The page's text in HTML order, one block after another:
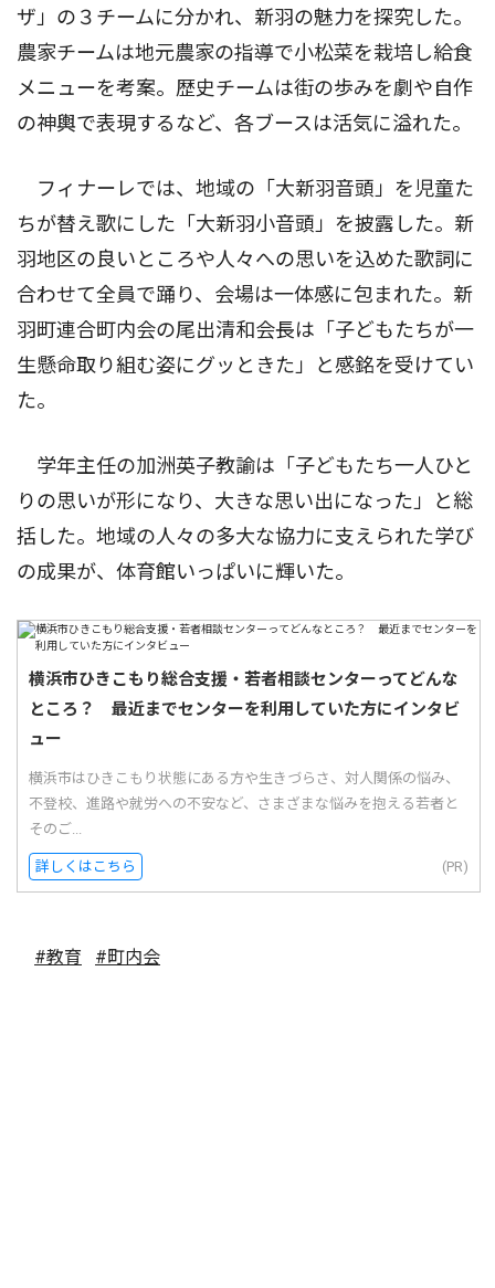
ザ」の３チームに分かれ、新羽の魅力を探究した。
農家チームは地元農家の指導で小松菜を栽培し給食
メニューを考案。歴史チームは街の歩みを劇や自作
の神輿で表現するなど、各ブースは活気に溢れた。
フィナーレでは、地域の「大新羽音頭」を児童た
ちが替え歌にした「大新羽小音頭」を披露した。新
羽地区の良いところや人々への思いを込めた歌詞に
合わせて全員で踊り、会場は一体感に包まれた。新
羽町連合町内会の尾出清和会長は「子どもたちが一
生懸命取り組む姿にグッときた」と感銘を受けてい
た。
学年主任の加洲英子教諭は「子どもたち一人ひと
りの思いが形になり、大きな思い出になった」と総
括した。地域の人々の多大な協力に支えられた学び
の成果が、体育館いっぱいに輝いた。
横浜市ひきこもり総合支援・若者相談センターってどんな
ところ？ 最近までセンターを利用していた方にインタビ
ュー
横浜市はひきこもり状態にある方や生きづらさ、対人関係の悩み、
不登校、進路や就労への不安など、さまざまな悩みを抱える若者と
そのご...
詳しくはこちら (PR)
#教育 #町内会